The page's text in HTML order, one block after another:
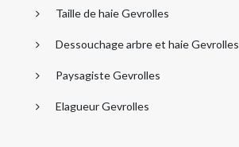
Taille de haie Gevrolles
Dessouchage arbre et haie Gevrolles
Paysagiste Gevrolles
Elagueur Gevrolles